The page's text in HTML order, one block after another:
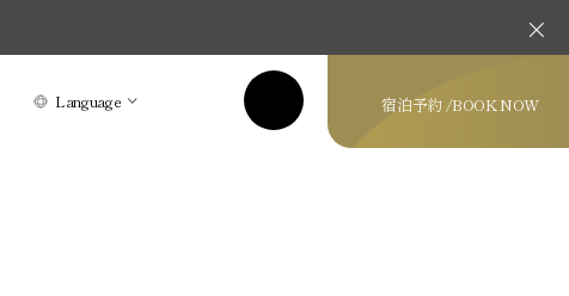
Language 宿泊予約 /BOOK NOW